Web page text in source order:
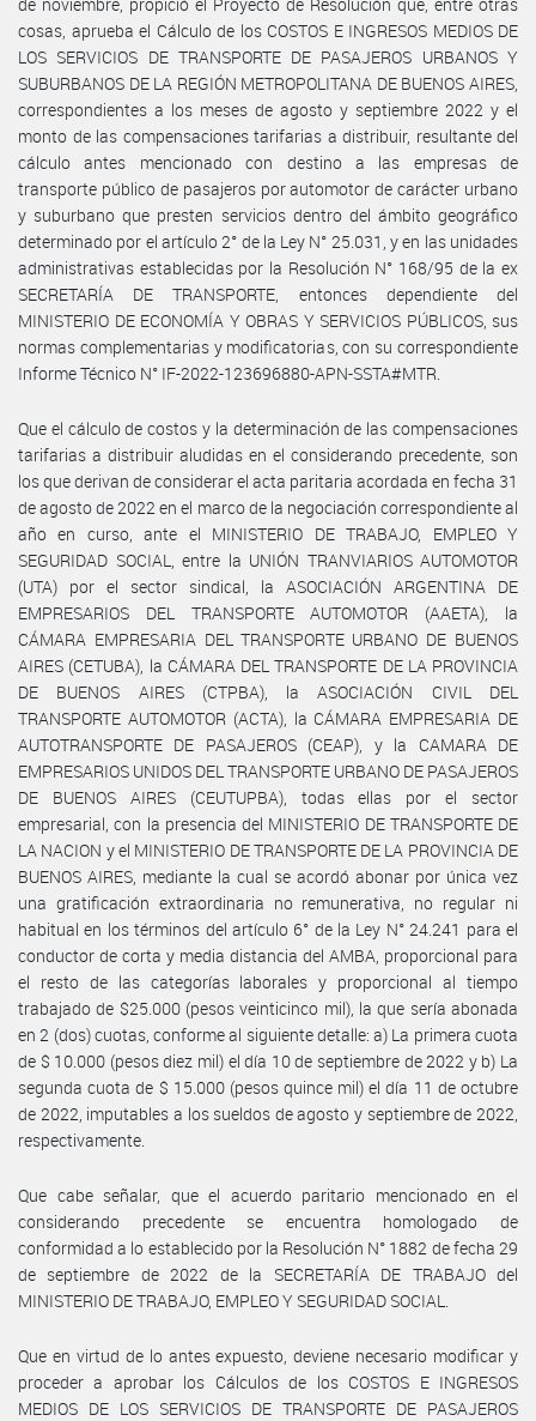
cosas, aprueba el Cálculo de los COSTOS E INGRESOS MEDIOS DE
LOS SERVICIOS DE TRANSPORTE DE PASAJEROS URBANOS Y
SUBURBANOS DE LA REGIÓN METROPOLITANA DE BUENOS AIRES,
correspondientes a los meses de agosto y septiembre 2022 y el
monto de las compensaciones tarifarias a distribuir, resultante del
cálculo antes mencionado con destino a las empresas de
transporte público de pasajeros por automotor de carácter urbano
y suburbano que presten servicios dentro del ámbito geográfico
determinado por el artículo 2° de la Ley N° 25.031, y en las unidades
administrativas establecidas por la Resolución N° 168/95 de la ex
SECRETARÍA DE TRANSPORTE, entonces dependiente del
MINISTERIO DE ECONOMÍA Y OBRAS Y SERVICIOS PÚBLICOS, sus
normas complementarias y modificatorias, con su correspondiente
Informe Técnico N° IF-2022-123696880-APN-SSTA#MTR.
Que el cálculo de costos y la determinación de las compensaciones
tarifarias a distribuir aludidas en el considerando precedente, son
los que derivan de considerar el acta paritaria acordada en fecha 31
de agosto de 2022 en el marco de la negociación correspondiente al
año en curso, ante el MINISTERIO DE TRABAJO, EMPLEO Y
SEGURIDAD SOCIAL, entre la UNIÓN TRANVIARIOS AUTOMOTOR
(UTA) por el sector sindical, la ASOCIACIÓN ARGENTINA DE
EMPRESARIOS DEL TRANSPORTE AUTOMOTOR (AAETA), la
CÁMARA EMPRESARIA DEL TRANSPORTE URBANO DE BUENOS
AIRES (CETUBA), la CÁMARA DEL TRANSPORTE DE LA PROVINCIA
DE BUENOS AIRES (CTPBA), la ASOCIACIÓN CIVIL DEL
TRANSPORTE AUTOMOTOR (ACTA), la CÁMARA EMPRESARIA DE
AUTOTRANSPORTE DE PASAJEROS (CEAP), y la CAMARA DE
EMPRESARIOS UNIDOS DEL TRANSPORTE URBANO DE PASAJEROS
DE BUENOS AIRES (CEUTUPBA), todas ellas por el sector
empresarial, con la presencia del MINISTERIO DE TRANSPORTE DE
LA NACION y el MINISTERIO DE TRANSPORTE DE LA PROVINCIA DE
BUENOS AIRES, mediante la cual se acordó abonar por única vez
una gratificación extraordinaria no remunerativa, no regular ni
habitual en los términos del artículo 6° de la Ley N° 24.241 para el
conductor de corta y media distancia del AMBA, proporcional para
el resto de las categorías laborales y proporcional al tiempo
trabajado de $25.000 (pesos veinticinco mil), la que sería abonada
en 2 (dos) cuotas, conforme al siguiente detalle: a) La primera cuota
de $ 10.000 (pesos diez mil) el día 10 de septiembre de 2022 y b) La
segunda cuota de $ 15.000 (pesos quince mil) el día 11 de octubre
de 2022, imputables a los sueldos de agosto y septiembre de 2022,
respectivamente.
Que cabe señalar, que el acuerdo paritario mencionado en el
considerando precedente se encuentra homologado de
conformidad a lo establecido por la Resolución N° 1882 de fecha 29
de septiembre de 2022 de la SECRETARÍA DE TRABAJO del
MINISTERIO DE TRABAJO, EMPLEO Y SEGURIDAD SOCIAL.
Que en virtud de lo antes expuesto, deviene necesario modificar y
proceder a aprobar los Cálculos de los COSTOS E INGRESOS
MEDIOS DE LOS SERVICIOS DE TRANSPORTE DE PASAJEROS